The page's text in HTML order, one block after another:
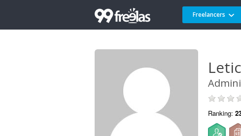
Freelancers
Ranking: